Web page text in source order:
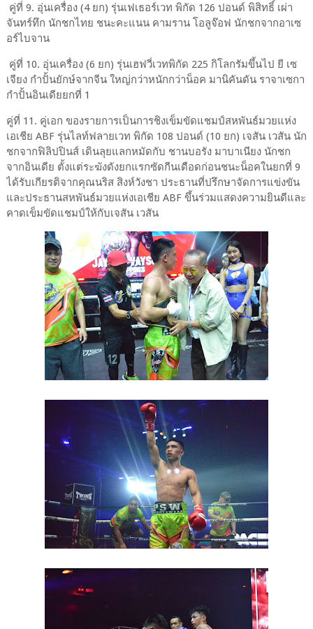
คู่ที่ 9. อุ่นเครื่อง (4 ยก) รุ่นเฟเธอร์เวท พิกัด 126 ปอนด์ พิสิทธิ์ เผ่า
จันทร์ทึก นักชกไทย ชนะคะแนน คามราน โอลูจ๊อฟ นักชกจากอาเซ
อร์ไบจาน
คู่ที่ 10. อุ่นเครื่อง (6 ยก) รุ่นเฮฟวี่เวทพิกัด 225 กิโลกรัมขึ้นไป ยี เซ
เจียง กำปั้นยักษ์จากจีน ใหญ่กว่าหนักกว่าน็อค มานิคันดัน ราจาเซกา
กำปั้นอินเดียยกที่ 1
คู่ที่ 11. คู่เอก ของรายการเป็นการชิงเข็มขัดแชมป์สหพันธ์มวยแห่ง
เอเชีย ABF รุ่นไลท์ฟลายเวท พิกัด 108 ปอนด์ (10 ยก) เจสัน เวสัน นัก
ชกจากฟิลิปปินส์ เดินลุยแลกหมัดกับ ชานบอรัง มาบาเนียง นักชก
จากอินเดีย ตั้งแต่ระฆังดังยกแรกซัดกีนเดือดก่อนชนะน็อคในยกที่ 9
ได้รับเกียรติจากคุณนริส สิงห์วังชา ประธานที่ปรึกษาจัดการแข่งขัน
และประธานสหพันธ์มวยแห่งเอเชีย ABF ขึ้นร่วมแสดงความยินดีและ
คาดเข็มขัดแชมป์ให้กับเจสัน เวสัน